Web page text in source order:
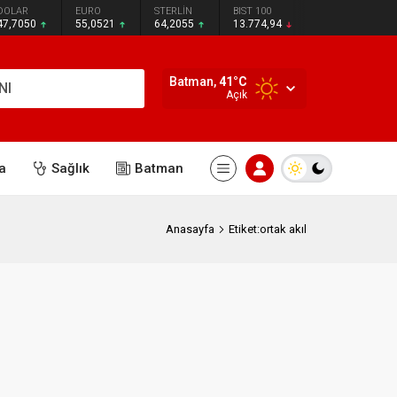
EURO
55,0521
STERLİN
64,2055
BIST 100
13.774,94
Batman,41°C
Açık
Sağlık Batman
Anasayfa Etiket:ortak akıl